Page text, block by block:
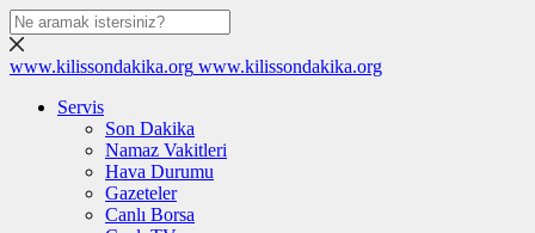
www.kilissondakika.org www.kilissondakika.org
Servis
Son Dakika
Namaz Vakitleri
Hava Durumu
Gazeteler
Canlı Borsa